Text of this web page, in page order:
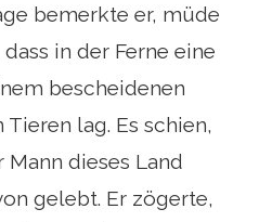
bemerkte er, müde
in der Ferne eine
bescheidenen
lag. Es schien,
dieses Land
gelebt. Er zögerte,